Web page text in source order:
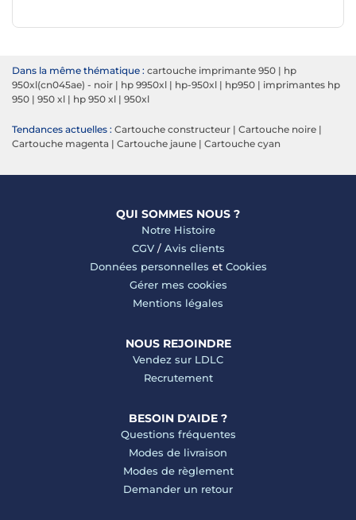
Dans la même thématique : cartouche imprimante 950 | hp
950xl(cn045ae) - noir | hp 9950xl | hp-950xl | hp950 | imprimantes hp
950 | 950 xl | hp 950 xl | 950xl
Tendances actuelles : Cartouche constructeur | Cartouche noire |
Cartouche magenta | Cartouche jaune | Cartouche cyan
QUI SOMMES NOUS ?
Notre Histoire
CGV/ Avis clients
Données personnelles et Cookies
Gérer mes cookies
Mentions légales
NOUS REJOINDRE
Vendez sur LDLC
Recrutement
BESOIN D'AIDE ?
Questions fréquentes
Modes de livraison
Modes de règlement
Demander un retour